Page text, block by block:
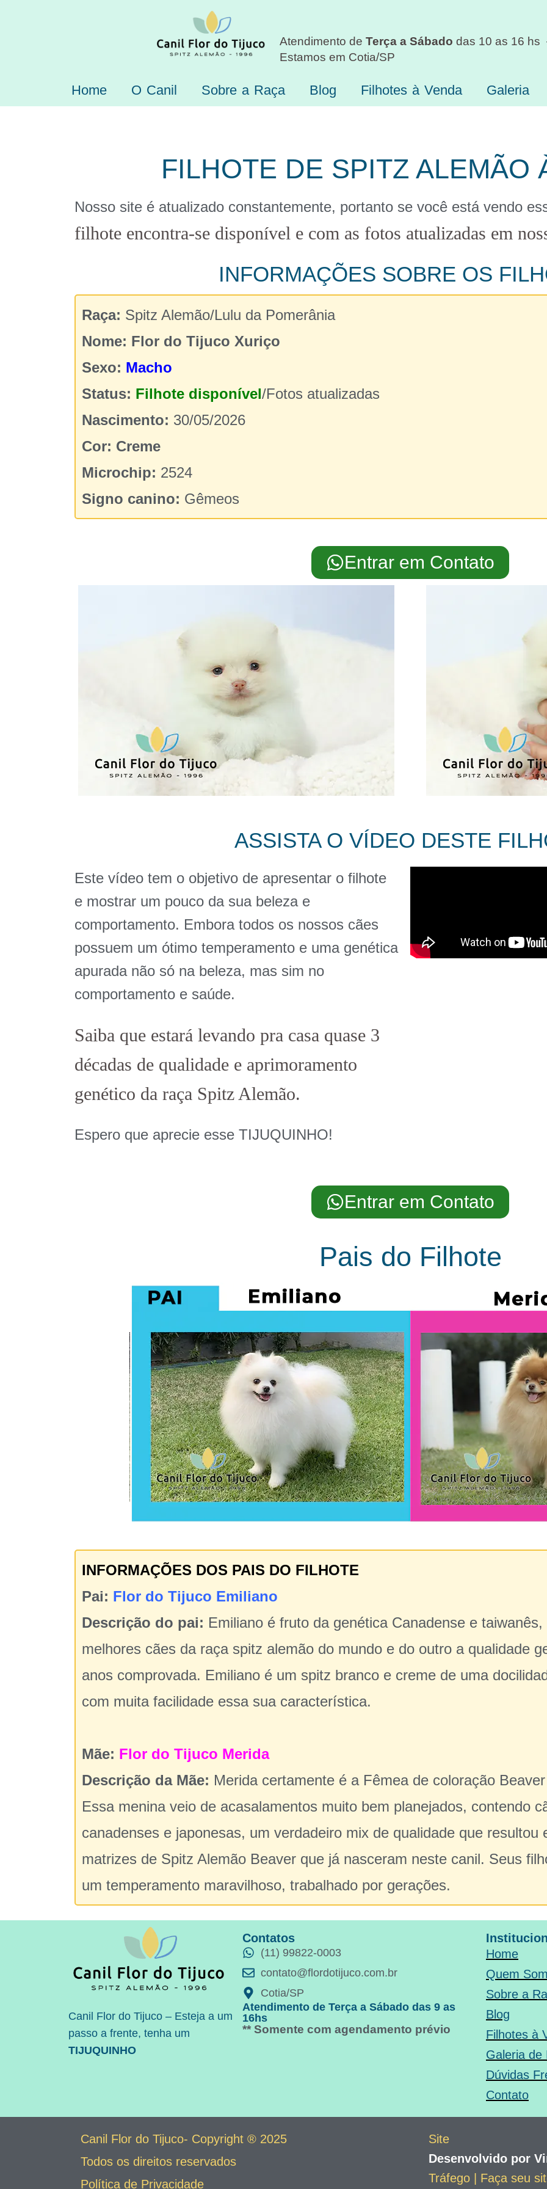
Atendimento de Terça a Sábado das 10 as 16
Estamos em Cotia/SP
Home O Canil Sobre a Raça Blog Filhotes à Venda Galeria
FILHOTE DE SPITZ ALEMÃO
Nosso site é atualizado constantemente, portanto se você está vendo
filhote encontra-se disponível e com as fotos atualizadas em
INFORMAÇÕES SOBRE OS
Raça: Spitz Alemão/Lulu da Pomerânia
Nome: Flor do Tijuco Xuriço
Sexo: Macho
Status: Filhote disponível/Fotos atualizadas
Nascimento: 30/05/2026
Cor: Creme
Microchip: 2524
Signo canino: Gêmeos
Entrar em Contato
ASSISTA O VÍDEO DESTE
Este vídeo tem o objetivo de apresentar o filhote
e mostrar um pouco da sua beleza e
comportamento. Embora todos os nossos cães
possuem um ótimo temperamento e uma genética
apurada não só na beleza, mas sim no
comportamento e saúde.
Saiba que estará levando pra casa quase 3
décadas de qualidade e aprimoramento
genético da raça Spitz Alemão.
Espero que aprecie esse TIJUQUINHO!
Entrar em Contato
Pais do Filhote
INFORMAÇÕES DOS PAIS DO FILHOTE
Pai: Flor do Tijuco Emiliano
Descrição do pai: Emiliano é fruto da genética Canadense e
melhores cães da raça spitz alemão do mundo e do outro a qualidade
anos comprovada. Emiliano é um spitz branco e creme de uma
com muita facilidade essa sua característica.
Mãe: Flor do Tijuco Merida
Descrição da Mãe: Merida certamente é a Fêmea de coloração
Essa menina veio de acasalamentos muito bem planejados, contendo
canadenses e japonesas, um verdadeiro mix de qualidade que resultou
matrizes de Spitz Alemão Beaver que já nasceram neste canil. Seus
um temperamento maravilhoso, trabalhado por gerações.
Canil Flor do Tijuco – Esteja a um
passo a frente, tenha um
TIJUQUINHO
Contatos
(11) 99822-0003
contato@flordotijuco.com.br
Cotia/SP
Atendimento de Terça a Sábado das 9 as
16hs
** Somente com agendamento prévio
Home
Quem
Sobre a
Blog
Filhotes à
Galeria de
Dúvidas
Contato
Canil Flor do Tijuco- Copyright ® 2025
Todos os direitos reservados
Política de Privacidade
Site
Desenvolvido por
Tráfego | Faça seu